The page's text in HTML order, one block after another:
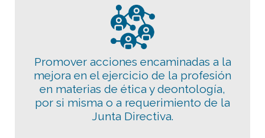
Promover acciones encaminadas a la
mejora en el ejercicio de la profesión
en materias de ética y deontología,
por si misma o a requerimiento de la
Junta Directiva.